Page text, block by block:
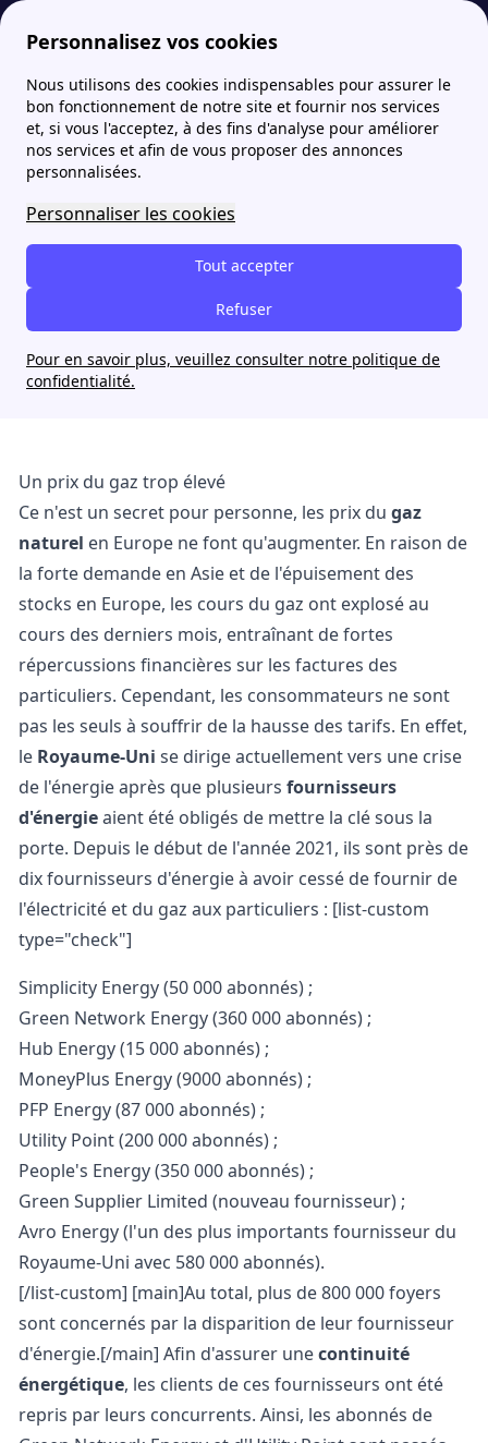
Personnalisez vos cookies
Nous utilisons des cookies indispensables pour assurer le
bon fonctionnement de notre site et fournir nos services
et, si vous l'acceptez, à des fins d'analyse pour améliorer
nos services et afin de vous proposer des annonces
personnalisées.
Personnaliser les cookies
Tout accepter
Refuser
Pour en savoir plus, veuillez consulter notre politique de
confidentialité.
Fournisseur-Energie Actualites Pourquoi les fournisseurs d'énergie disparaissent au Royaume-Uni ?
Pourquoi les fournisseurs
d'énergie disparaissent au
Royaume-Uni ?
20 février 2025
Un prix du gaz trop élevé
Ce n'est un secret pour personne, les prix du gaz
naturel en Europe ne font qu'augmenter. En raison de
la forte demande en Asie et de l'épuisement des
stocks en Europe, les cours du gaz ont explosé au
cours des derniers mois, entraînant de fortes
répercussions financières sur les factures des
particuliers. Cependant, les consommateurs ne sont
pas les seuls à souffrir de la hausse des tarifs. En effet,
le Royaume-Uni se dirige actuellement vers une crise
de l'énergie après que plusieurs fournisseurs
d'énergieaient été obligés de mettre la clé sous la
porte. Depuis le début de l'année 2021, ils sont près de
dix fournisseurs d'énergie à avoir cessé de fournir de
l'électricité et du gaz aux particuliers : [list-custom
type="check"]
Simplicity Energy (50 000 abonnés) ;
Green Network Energy (360 000 abonnés) ;
Hub Energy (15 000 abonnés) ;
MoneyPlus Energy (9000 abonnés) ;
PFP Energy (87 000 abonnés) ;
Utility Point (200 000 abonnés) ;
People's Energy (350 000 abonnés) ;
Green Supplier Limited (nouveau fournisseur) ;
Avro Energy (l'un des plus importants fournisseur du
Royaume-Uni avec 580 000 abonnés).
[/list-custom] [main]Au total, plus de 800 000 foyers
sont concernés par la disparition de leur fournisseur
d'énergie.[/main] Afin d'assurer unecontinuité
énergétique, les clients de ces fournisseurs ont été
repris par leurs concurrents. Ainsi, les abonnés de